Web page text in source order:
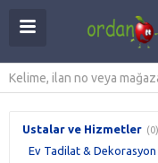
Ustalar ve Hizmetler (0)
Ev Tadilat & Dekorasyon